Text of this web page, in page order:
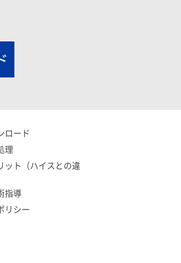
ロード
理
ット（ハイスとの違
指導
リシー